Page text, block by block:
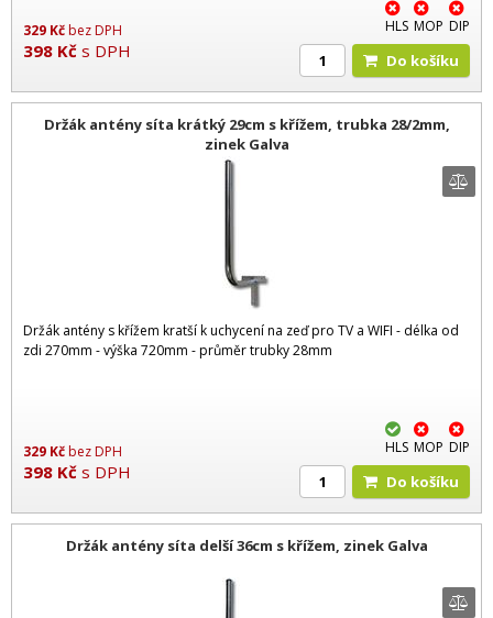
329 Kčbez DPH
398 Kč s DPH
HLS MOP DIP
Do košíku
Držák antény síta krátký 29cm s křížem, trubka 28/2mm,
zinek Galva
Držák antény s křížem kratší k uchycení na zeď pro TV a WIFI - délka od
zdi 270mm - výška 720mm - průměr trubky 28mm
329 Kčbez DPH
398 Kč s DPH
HLS MOP DIP
Do košíku
Držák antény síta delší 36cm s křížem, zinek Galva